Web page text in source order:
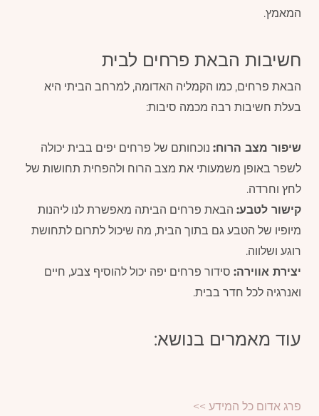
המאמץ.
חשיבות הבאת פרחים לבית
הבאת פרחים, כמו הקמליה האדומה, למרחב הביתי היא
בעלת חשיבות רבה מכמה סיבות:
שיפור מצב הרוח: נוכחותם של פרחים יפים בבית יכולה
לשפר באופן משמעותי את מצב הרוח ולהפחית תחושות של
לחץ וחרדה.
קישור לטבע: הבאת פרחים הביתה מאפשרת לנו ליהנות
מיופיו של הטבע גם בתוך הבית, מה שיכול לתרום לתחושת
רוגע ושלווה.
יצירת אווירה: סידור פרחים יפה יכול להוסיף צבע, חיים
ואנרגיה לכל חדר בבית.
עוד מאמרים בנושא:
פרג אדום כל המידע >>